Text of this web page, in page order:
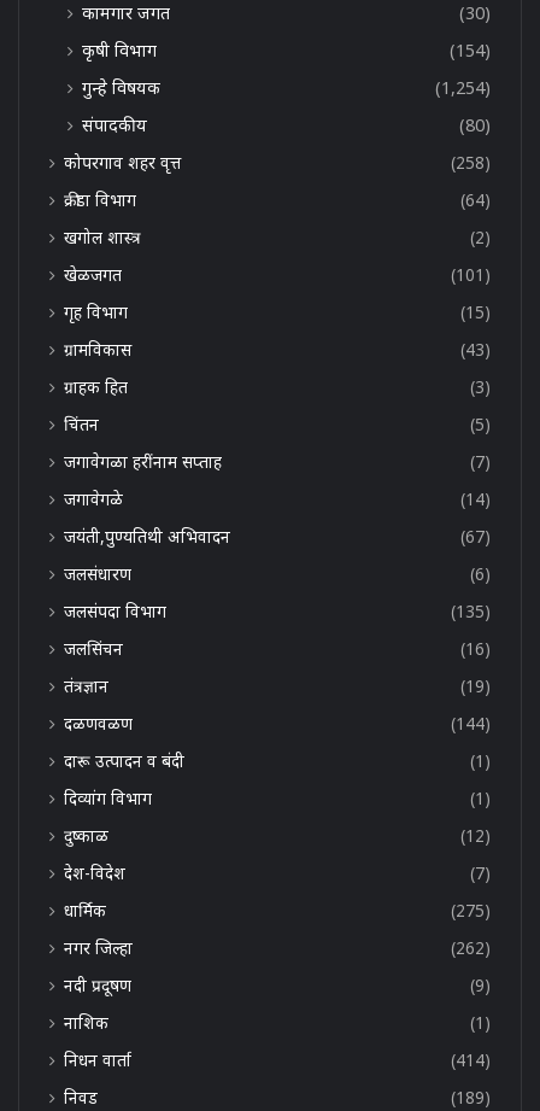
कामगार जगत
(30)
कृषी विभाग
(154)
गुन्हे विषयक
(1,254)
संपादकीय
(80)
कोपरगाव शहर वृत्त
(258)
क्रीडा विभाग
(64)
खगोल शास्त्र
(2)
खेळजगत
(101)
गृह विभाग
(15)
ग्रामविकास
(43)
ग्राहक हित
(3)
चिंतन
(5)
जगावेगळा हरींनाम सप्ताह
(7)
जगावेगळे
(14)
जयंती,पुण्यतिथी अभिवादन
(67)
जलसंधारण
(6)
जलसंपदा विभाग
(135)
जलसिंचन
(16)
तंत्रज्ञान
(19)
दळणवळण
(144)
दारू उत्पादन व बंदी
(1)
दिव्यांग विभाग
(1)
दुष्काळ
(12)
देश-विदेश
(7)
धार्मिक
(275)
नगर जिल्हा
(262)
नदी प्रदूषण
(9)
नाशिक
(1)
निधन वार्ता
(414)
निवड
(189)